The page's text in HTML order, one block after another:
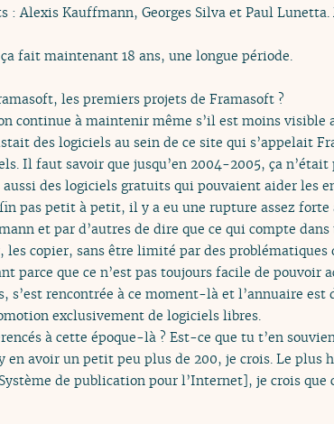
: Alexis Kauffmann, Georges Silva et Paul
fait maintenant 18 ans, une longue période.
les premiers projets de Framasoft ?
continue à maintenir même s’il est moins visible
des logiciels au sein de ce site qui s’appelait
Il faut savoir que jusqu’en 2004-2005, ça n’était
des logiciels gratuits qui pouvaient aider les
pas petit à petit, il y a eu une rupture assez forte
et par d’autres de dire que ce qui compte dans
copier, sans être limité par des problématiques
que ce n’est pas toujours facile de pouvoir
rencontrée à ce moment-là et l’annuaire est
exclusivement de logiciels libres.
à cette époque-là ? Est-ce que tu t’en
avoir un petit peu plus de 200, je crois. Le plus
de publication pour l’Internet], je crois que